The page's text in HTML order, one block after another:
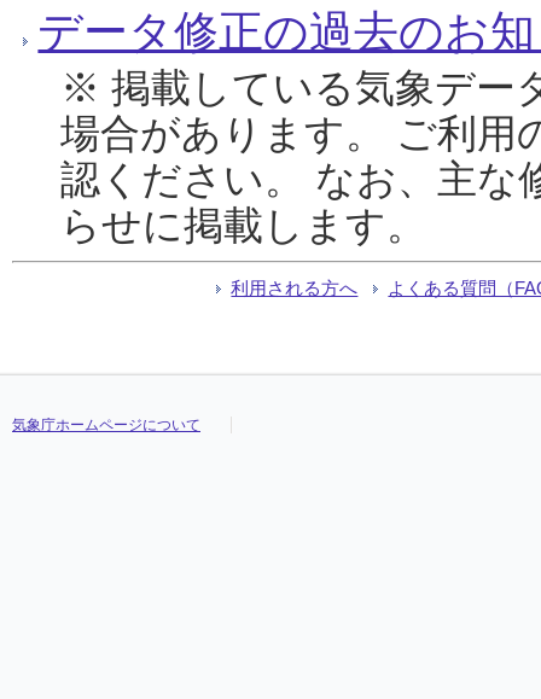
データ修正の過去のお
※ 掲載している気象デー
場合があります。 ご利用
認ください。 なお、主な
らせに掲載します。
利用される方へ よくある質問（
気象庁ホームページについて